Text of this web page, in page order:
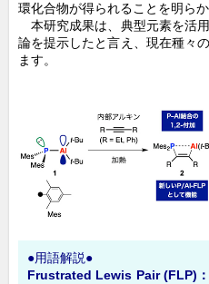
環化合物が得られることを明らか
本研究成果は、典型元素を活
論を提示したと言え、現在種々
ます。
●用語解説●
Frustrated Lewis Pair (FLP)：